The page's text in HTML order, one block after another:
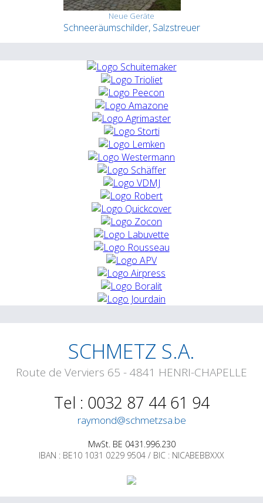
Neue Geräte
Schneeräumschilder, Salzstreuer
SCHMETZ S.A.
Route de Verviers 65 - 4841 HENRI-CHAPELLE
Tel : 0032 87 44 61 94
raymond@schmetzsa.be
MwSt. BE 0431.996.230
IBAN : BE10 1031 0229 9504 / BIC : NICABEBBXXX